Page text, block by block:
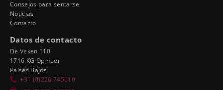
Consejos para sentarse
Noticias
Contacto
Datos de contacto
De Veken 110
1716 KG Opmeer
Países Bajos
+31 (0)226 745010